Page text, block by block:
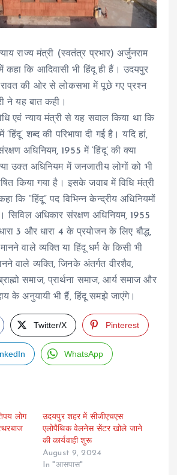
राज्य मंत्री (स्वतंत्र प्रभार) अर्जुनराम
कि आदिवासी भी हिंदू ही हैं। उदयपुर
रावत की ओर से लोकसभा में पूछे गए प्रश्न
ने यह बात कही।
एवं न्याय मंत्री से यह सवाल किया था कि
‘हिंदू’ शब्द की परिभाषा दी गई है। यदि हां,
अधिनियम, 1955 में ‘हिंदू’ की क्या
उक्त अधिनियम में जनजातीय लोगों को भी
किया गया है। इसके जवाब में विधि मंत्री
कि “हिंदू” पद विभिन्न केन्द्रीय अधिनियमों
सिविल अधिकार संरक्षण अधिनियम, 1955
3 और धारा 4 के प्रयोजन के लिए बौद्ध,
वाले व्यक्ति या हिंदू धर्म के किसी भी
वाले व्यक्ति, जिनके अंतर्गत वीरशैव,
समाज, प्रार्थना समाज, आर्य समाज और
के अनुयायी भी हैं, हिंदू समझे जाएंगे।
Twitter/X Pinterest
WhatsApp
लोग
उदयपुर शहर में सीजीएचएस
एलोपैथिक वेलनेस सेंटर खोले जाने
की कार्यवाही शुरू
August 9, 2024
In "आसपास"